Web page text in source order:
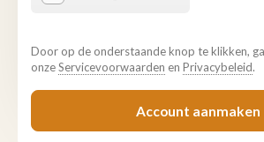
Door op de onderstaande knop te klikken,
onzeServicevoorwaarden en Privacybeleid.
Account aanmaken